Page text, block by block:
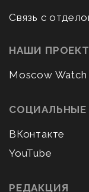
Связь с
НАШИ
Moscow Watch
СОЦИАЛЬНЫЕ
ВКонтакте
YouTube
РЕДАКЦИЯ